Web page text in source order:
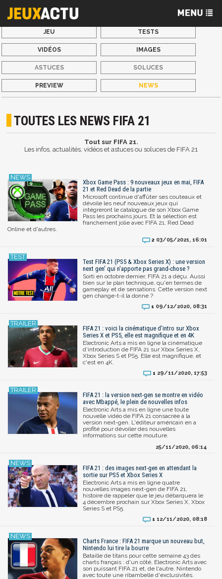
JEU TESTS
VIDÉOS IMAGES
ASTUCES SOLUCES
PREVIEW NEWS
TOUTES LES NEWS FIFA 21
Tout sur FIFA 21.
Les infos, actualités, vidéos et astuces ou soluces de FIFA 21
Xbox Game Pass : 9 nouveaux jeux en mai, FIFA
21 et Red Dead de la partie
Microsoft continue d'affûter ses couteaux et
dévoile les neuf nouveaux jeux qui
intégreront le catalogue de son Xbox Game
Pass les prochains jours. Et la sélection est
franchement jolie avec FIFA 21, Red Dead
Online et d'autres.
2 03/05/2021, 16:01
Test FIFA 21 (PS5 & Xbox Series X) : une version
next gen' qui n'apporte pas grand-chose ?
Sorti en octobre dernier, FIFA 21 a déçu. Aussi
bien sur le plan technique, qu'en termes de
gameplay et de sensations. Cette version next
gen change-t-il la donne ?
1 09/12/2020, 08:31
FIFA 21 : voici la cinématique d'intro sur Xbox
Series X et PS5, elle est magnifique et en 4K
Electronic Arts a mis en ligne la cinématique
d'introduction de FIFA 21 sur Xbox Series X,
Xbox Series S et PS5. Elle est magnifique, et
c'est en 4K.
1 29/11/2020, 17:53
FIFA 21 : la version next-gen se montre en vidéo
avec Mbappé, le plein de nouvelles infos
Electronic Arts a mis en ligne une toute
nouvelle vidéo de FIFA 21 consacrée à la
version next-gen. L'éditeur américain en a
profité pour dévoiler des nouvelles
informations sur cette mouture.
25/11/2020, 06:14
FIFA 21 : des images next-gen en attendant la
sortie sur PS5 et Xbox Series X
Electronic Arts a mis en ligne quatre
nouvelles images next-gen de FIFA 21,
histoire de rappeler que le jeu débarquera le
4 décembre prochain sur Xbox Series X, Xbox
Series S et PS5.
1 12/11/2020, 08:18
Charts France : FIFA 21 marque un nouveau but,
Nintendo lui tire la bourre
Bataille de titans pour cette semaine 43 des
charts français : d'un côté, Electronic Arts avec
son puissant FIFA 21 et, de l'autre, Nintendo
avec toute une ribambelle d'exclusivités.